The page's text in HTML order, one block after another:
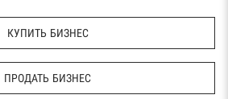
КУПИТЬ БИЗНЕС
ПРОДАТЬ БИЗНЕС